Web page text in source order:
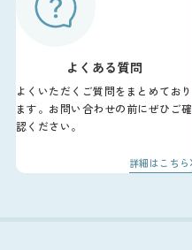
よくある質問
よくいただくご質問をまとめており
ます。お問い合わせの前にぜひご確
認ください。
詳細はこちら